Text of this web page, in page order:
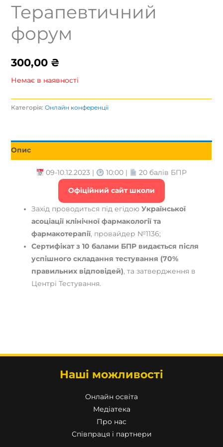
Терапевтичний
форум
300,00 ₴
Немає в наявності
Категорія:Онлайн конференції
Опис
09-10.12.2023 | 10:00 | 20 балів БПР
Офіційний сайт школи
Захід проводиться під егідоюУкраїнської
асоціації клінічної фармакології та
фармакотерапії, провайдер №1136;
Сертифікат з 10 балами БПР видається після
успішного складання тестування (70%
правильних відповідей), та затвердження в
Центрі Тестування.
Наші можливості
Онлайн освіта
Медіатека
Про нас
Співпраця і партнери